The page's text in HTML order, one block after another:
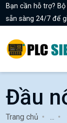
Bạn cần hỗ trợ?
sẵn sàng 24/7 để
Đầu
Trang chủ